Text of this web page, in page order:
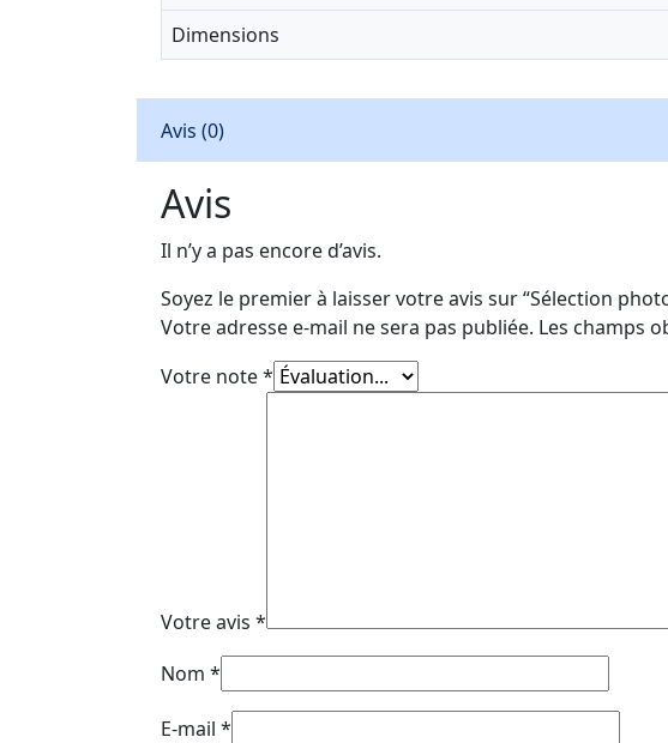
Dimensions
Avis (0)
Avis
Il n’y a pas encore d’avis.
Soyez le premier à laisser votre avis sur “Sélection
Votre adresse e-mail ne sera pas publiée. Les champs
Votre note*
Votre avis *
Nom *
E-mail *